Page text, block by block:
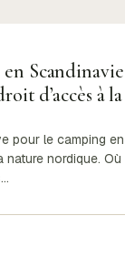
Scandinavie
d’accès à la
pour le camping
nordique. Où